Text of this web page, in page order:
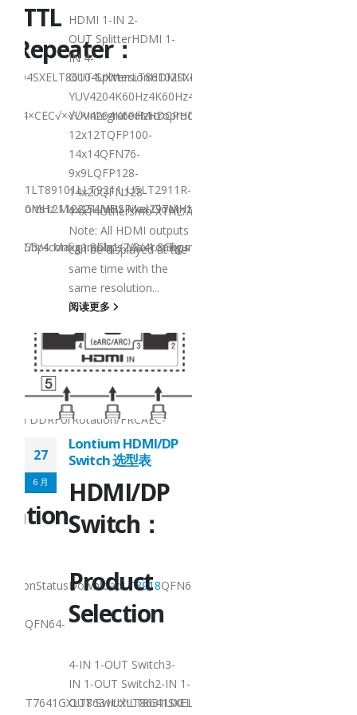
Max154MHz Max297MHz
2/3/4configurable1/2/3/4configurable1/2/3/4configurable×1/
RepeaterMixedConverter/RepeaterMixedConverter/
TTL
Repeater：
Clock×148.5MHz Max148.5MHz
Max×1.8Gbps Max1.8Gbps Max2.5Gbps Max×Lanes/
to MIPILVDS to MIPIMIPI/LVDS RepeaterMIPI to
DDRForRotation/FRCAEC-
LT8918QFN64-
QFN64-
HDMI 1-IN 2-
OUT SplitterHDMI 1-
IN 4-
OUT
YUV4204K60Hz4K60Hz4K@30Hz4K@60Hz-
YUV4204K60HzHDCPHDCP1.4×HDCP2.3/2.2/
12x12TQFP100-
14x14QFN76-
9x9LQFP128-
14x20QFN128-
14x14Others/no XTAL//no XTAL
Note: All HDMI outputs
can be displayed at the
same time with the
same resolution...
阅读更多
27
6 月
Lontium HDMI/DP
Switch 选型表
HDMI/DP
Switch：
Product
Selection
4-IN 1-OUT Switch3-
IN 1-OUT Switch2-IN 1-
OUT